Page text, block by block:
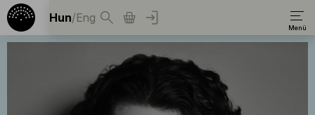
Hun/Eng